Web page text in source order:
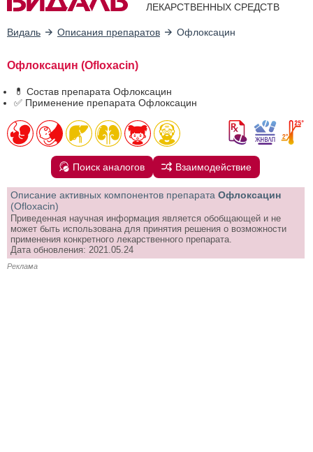
ЛЕКАРСТВЕННЫХ СРЕДСТВ
Видаль Описания препаратов Офлоксацин
Офлоксацин (Ofloxacin)
💊 Состав препарата Офлоксацин
✅ Применение препарата Офлоксацин
Поиск аналогов Взаимодействие
Описание активных компонентов препарата Офлоксацин
(Ofloxacin)
Приведенная научная информация является обобщающей и не
может быть использована для принятия решения о возможности
применения конкретного лекарственного препарата.
Дата обновления: 2021.05.24
Реклама